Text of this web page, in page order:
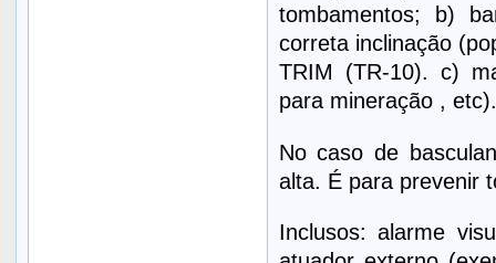
tombamentos; b)
correta inclinação
TRIM (TR-10). c)
para mineração , etc).
No caso de
alta. É para prevenir
Inclusos: alarme